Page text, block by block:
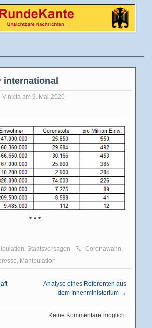
international
Vinicia am 9. Mai 2020
* * *
, Staatsversagen Coronawahn,
, Manipulation
Analyse eines Referenten aus
dem Innenministerium →
Keine Kommentare möglich.